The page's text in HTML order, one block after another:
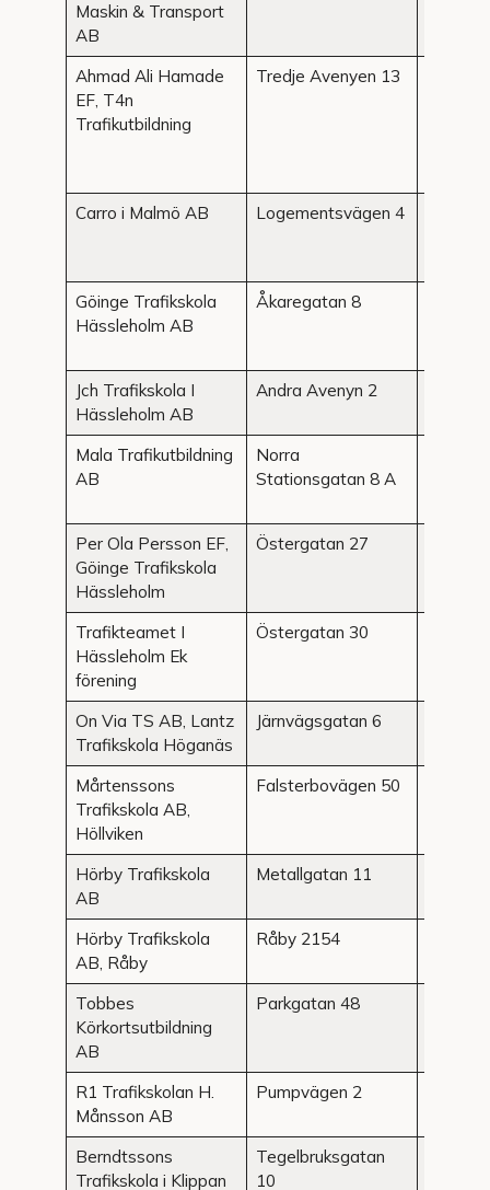
Maskin & Transport
AB
Ahmad Ali Hamade
EF, T4n
Trafikutbildning
Tredje Avenyen 13
Carro i Malmö AB Logementsvägen 4
Göinge Trafikskola
Hässleholm AB
Åkaregatan 8
Jch Trafikskola I
Hässleholm AB
Andra Avenyn 2
Mala Trafikutbildning
AB
Norra
Stationsgatan 8 A
Per Ola Persson EF,
Göinge Trafikskola
Hässleholm
Östergatan 27
Trafikteamet I
Hässleholm Ek
förening
Östergatan 30
On Via TS AB, Lantz
Trafikskola Höganäs
Järnvägsgatan 6
Mårtenssons
Trafikskola AB,
Höllviken
Falsterbovägen 50
Hörby Trafikskola
AB
Metallgatan 11
Hörby Trafikskola
AB, Råby
Råby 2154
Tobbes
Körkortsutbildning
AB
Parkgatan 48
R1 Trafikskolan H.
Månsson AB
Pumpvägen 2
Berndtssons
Trafikskola i Klippan
Tegelbruksgatan
10